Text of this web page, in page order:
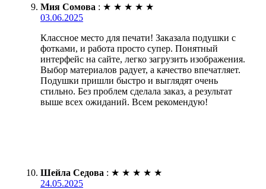
Мия Сомова : ★ ★ ★ ★ ★
03.06.2025
Классное место для печати! Заказала подушки с
фотками, и работа просто супер. Понятный
интерфейс на сайте, легко загрузить изображения.
Выбор материалов радует, а качество впечатляет.
Подушки пришли быстро и выглядят очень
стильно. Без проблем сделала заказ, а результат
выше всех ожиданий. Всем рекомендую!
Шейла Седова : ★ ★ ★ ★ ★
24.05.2025